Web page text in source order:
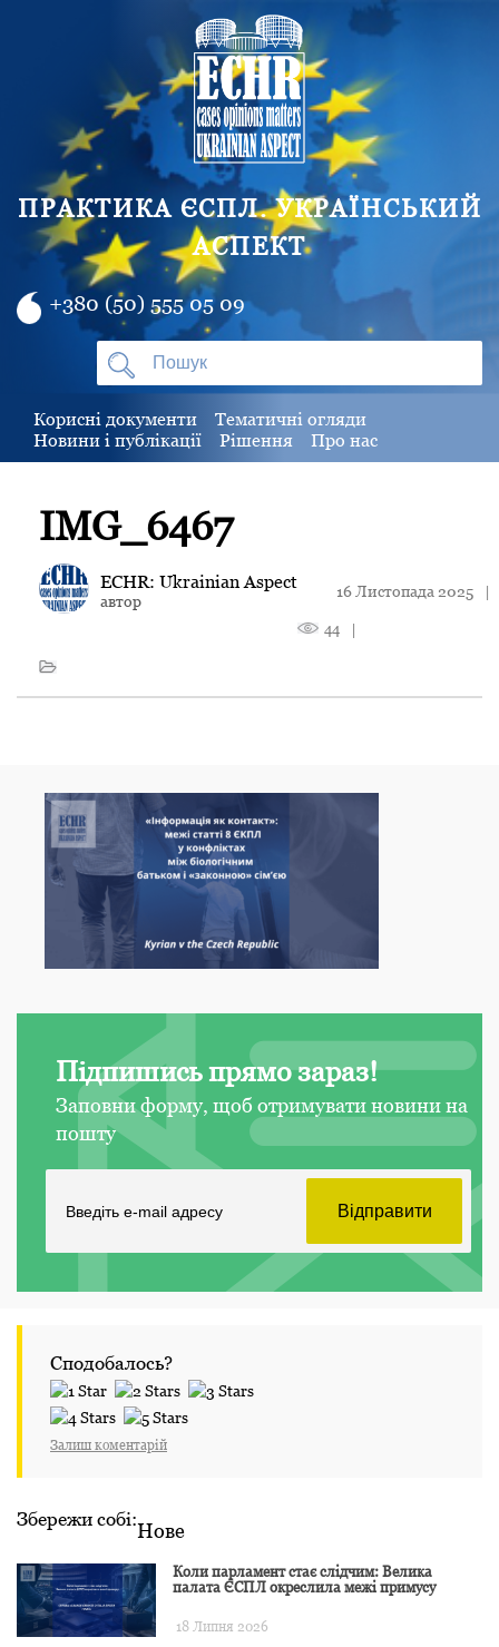
ПРАКТИКА ЄСПЛ. УКРАЇНСЬКИЙ
АСПЕКТ
+380 (50) 555 05 09
Корисні документи
Тематичні огляди
Новини і публікації
Рішення Про нас
IMG_6467
ECHR: Ukrainian Aspect
автор
16 Листопада 2025 |
44 |
Підпишись прямо зараз!
Заповни форму, щоб отримувати новини на
пошту
Сподобалось?
Залиш коментарій
Збережи собі:Нове
Коли парламент стає слідчим: Велика
палата ЄСПЛ окреслила межі примусу
18 Липня 2026